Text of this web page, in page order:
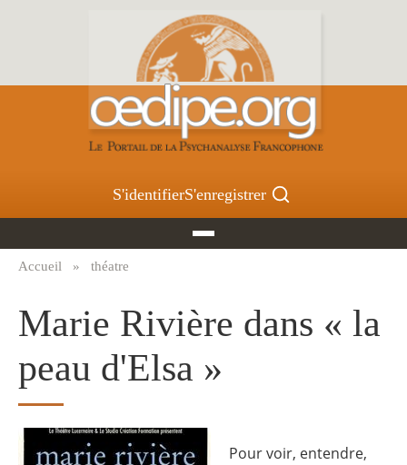
S'identifierS'enregistrer
d'Ariane
Accueil théatre
Marie Rivière dans « la
peau d'Elsa »
Image
Pour voir, entendre,